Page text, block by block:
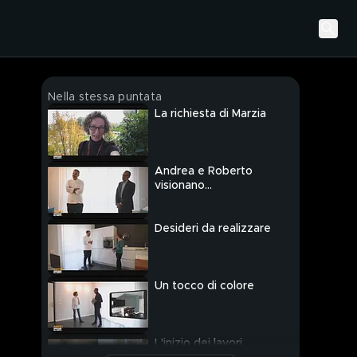
Nella stessa puntata
La richiesta di Marzia
Andrea e Roberto
visionano
Desideri da realizzare
Un tocco di colore
L'inizio dei lavori